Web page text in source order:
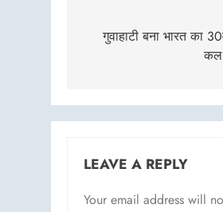
navigation
गुवाहाटी बना भारत का
कल
LEAVE A REPLY
Your email address will